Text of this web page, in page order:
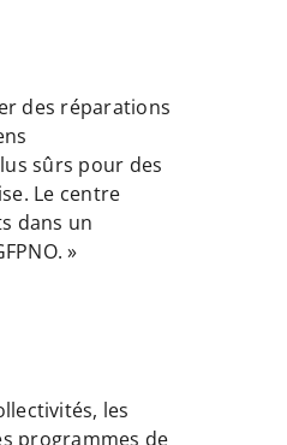
des réparations
sûrs pour des
Le centre
dans un
»
les
programmes de